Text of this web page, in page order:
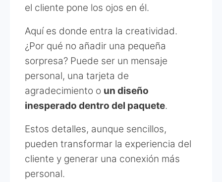
el cliente pone los ojos en él.
Aquí es donde entra la creatividad.
¿Por qué no añadir una pequeña
sorpresa? Puede ser un mensaje
personal, una tarjeta de
agradecimiento o un diseño
inesperado dentro del paquete.
Estos detalles, aunque sencillos,
pueden transformar la experiencia del
cliente y generar una conexión más
personal.